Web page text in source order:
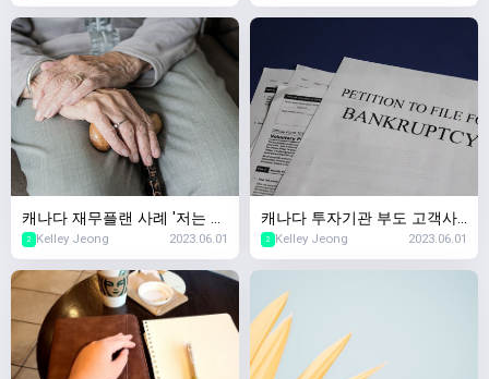
입이 되나요?'
캐나다 재무플랜 사례 '저는 얼
마가 있어야 은퇴가 가능하
죠?', 캐나다 은퇴자금
2 Kelley Jeong 2023.06.01
캐나다 투자기관 부도 고객사
례,캐나다 투자회사가 망하면
제 돈은요..?
2 Kelley Jeong 2023.06.01